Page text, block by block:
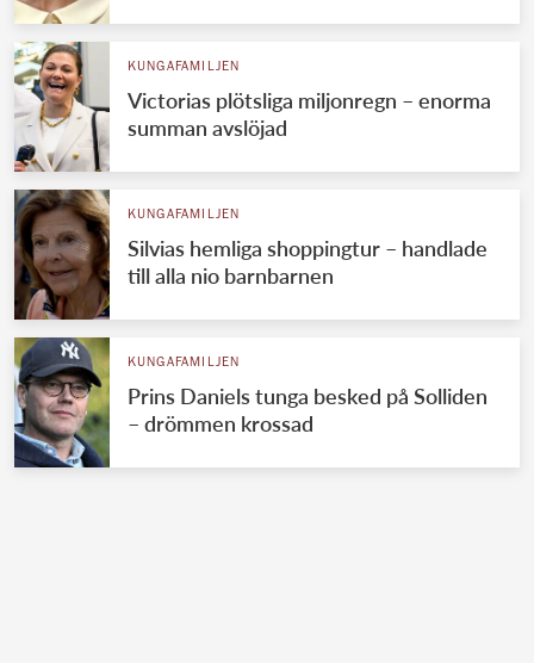
KUNGAFAMILJEN
Victorias plötsliga miljonregn – enorma
summan avslöjad
KUNGAFAMILJEN
Silvias hemliga shoppingtur – handlade
till alla nio barnbarnen
KUNGAFAMILJEN
Prins Daniels tunga besked på Solliden
– drömmen krossad